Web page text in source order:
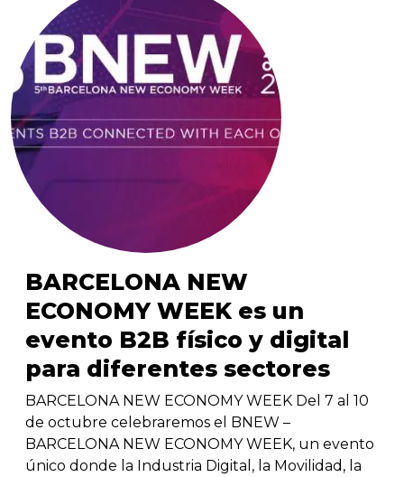
BARCELONA NEW
ECONOMY WEEK es un
evento B2B físico y digital
para diferentes sectores
BARCELONA NEW ECONOMY WEEK Del 7 al 10
de octubre celebraremos el BNEW –
BARCELONA NEW ECONOMY WEEK, un evento
único donde la Industria Digital, la Movilidad, la